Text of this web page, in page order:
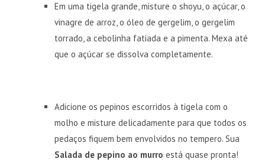
Em uma tigela grande, misture o shoyu, o açúcar, o
vinagre de arroz, o óleo de gergelim, o gergelim
torrado, a cebolinha fatiada e a pimenta. Mexa até
que o açúcar se dissolva completamente.
Adicione os pepinos escorridos à tigela com o
molho e misture delicadamente para que todos os
pedaços fiquem bem envolvidos no tempero. Sua
Salada de pepino ao murro está quase pronta!